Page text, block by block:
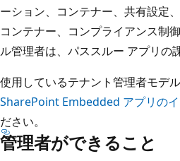
ーション、コンテナー、共有設定
コンテナー、コンプライアンス制
ル管理者は、パススルー アプリの
使用しているテナント管理者モデ
SharePoint Embedded アプリの
ださい。
管理者ができること